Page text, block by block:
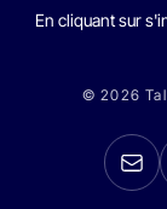
En cliquant sur
© 2026